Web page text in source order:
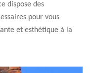
dispose des
pour vous
et esthétique à la